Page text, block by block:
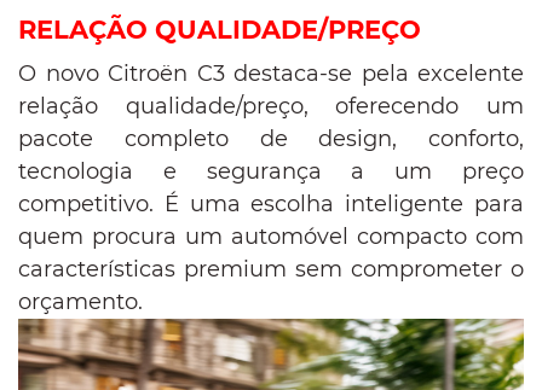
RELAÇÃO QUALIDADE/PREÇO
O novo Citroën C3 destaca-se pela excelente
relação qualidade/preço, oferecendo um
pacote completo de design, conforto,
tecnologia e segurança a um preço
competitivo. É uma escolha inteligente para
quem procura um automóvel compacto com
características premium sem comprometer o
orçamento.